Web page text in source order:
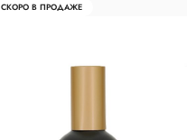
СКОРО В ПРОДАЖЕ